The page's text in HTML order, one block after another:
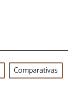
Comparativas